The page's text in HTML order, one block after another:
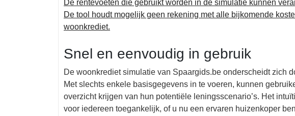
De rentevoeten die gebruikt worden in de simulatie kunnen
De tool houdt mogelijk geen rekening met alle bijkomende
woonkrediet.
Snel en eenvoudig in gebruik
De woonkrediet simulatie van Spaargids.be onderscheidt zich
Met slechts enkele basisgegevens in te voeren, kunnen
overzicht krijgen van hun potentiële leningsscenario’s. Het
voor iedereen toegankelijk, of u nu een ervaren huizenkoper